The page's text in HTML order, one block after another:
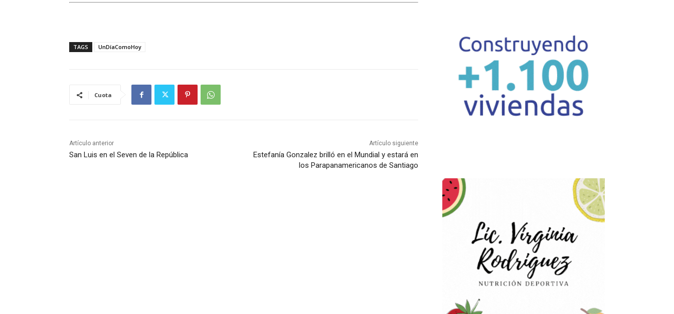
TAGS UnDíaComoHoy
Cuota
Artículo anterior
San Luis en el Seven de la República
Artículo siguiente
Estefanía Gonzalez brilló en el Mundial y estará en
los Parapanamericanos de Santiago